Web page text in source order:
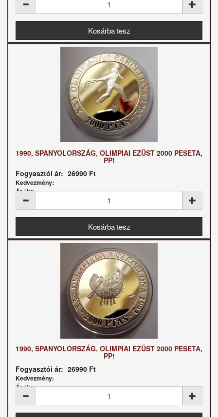
1990, SPANYOLORSZÁG, OLIMPIAI EZÜST 2000 PESETA,
PP!
Fogyasztói ár: 26990 Ft
Kedvezmény:
Ár / kg:
1990, SPANYOLORSZÁG, OLIMPIAI EZÜST 2000 PESETA,
PP!
Fogyasztói ár: 26990 Ft
Kedvezmény:
Ár / kg: